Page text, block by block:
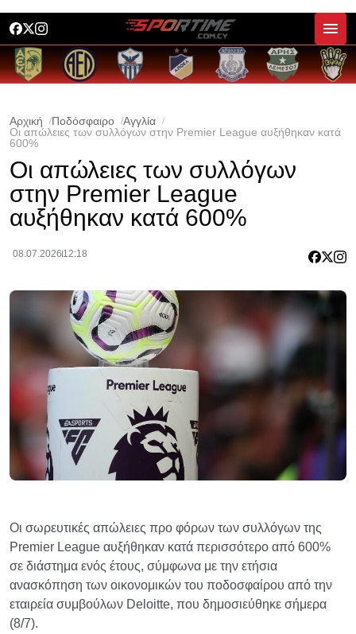
Αρχική Ποδόσφαιρο
Αγγλία
Οι απώλειες των συλλόγων στην Premier League αυξήθηκαν κατά
600%
Οι απώλειες των συλλόγων
στην Premier League
αυξήθηκαν κατά 600%
08.07.2026 12:18
Οι σωρευτικές απώλειες προ φόρων των συλλόγων της
Premier League αυξήθηκαν κατά περισσότερο από 600%
σε διάστημα ενός έτους, σύμφωνα με την ετήσια
ανασκόπηση των οικονομικών του ποδοσφαίρου από την
εταιρεία συμβούλων Deloitte, που δημοσιεύθηκε σήμερα
(8/7).